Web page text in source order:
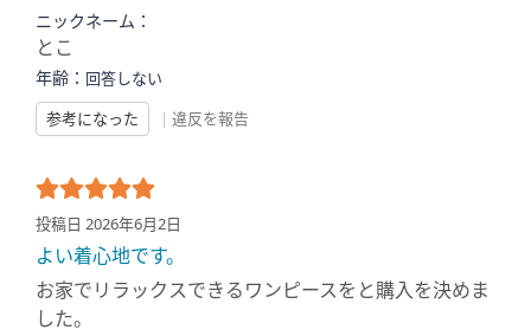
ニックネーム：
とこ
年齢： 回答しない
参考になった
| 違反を報告
投稿日 2026年6月2日
よい着心地です。
お家でリラックスできるワンピースをと購入を決めま
した。